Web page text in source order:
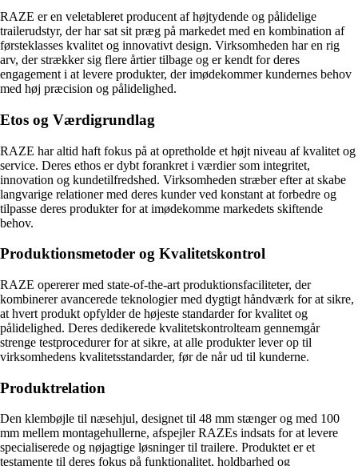
RAZE er en veletableret producent af højtydende og pålidelige
trailerudstyr, der har sat sit præg på markedet med en kombination af
førsteklasses kvalitet og innovativt design. Virksomheden har en rig
arv, der strækker sig flere årtier tilbage og er kendt for deres
engagement i at levere produkter, der imødekommer kundernes behov
med høj præcision og pålidelighed.
Etos og Værdigrundlag
RAZE har altid haft fokus på at opretholde et højt niveau af kvalitet og
service. Deres ethos er dybt forankret i værdier som integritet,
innovation og kundetilfredshed. Virksomheden stræber efter at skabe
langvarige relationer med deres kunder ved konstant at forbedre og
tilpasse deres produkter for at imødekomme markedets skiftende
behov.
Produktionsmetoder og Kvalitetskontrol
RAZE opererer med state-of-the-art produktionsfaciliteter, der
kombinerer avancerede teknologier med dygtigt håndværk for at sikre,
at hvert produkt opfylder de højeste standarder for kvalitet og
pålidelighed. Deres dedikerede kvalitetskontrolteam gennemgår
strenge testprocedurer for at sikre, at alle produkter lever op til
virksomhedens kvalitetsstandarder, før de når ud til kunderne.
Produktrelation
Den klembøjle til næsehjul, designet til 48 mm stænger og med 100
mm mellem montagehullerne, afspejler RAZEs indsats for at levere
specialiserede og nøjagtige løsninger til trailere. Produktet er et
testamente til deres fokus på funktionalitet, holdbarhed og